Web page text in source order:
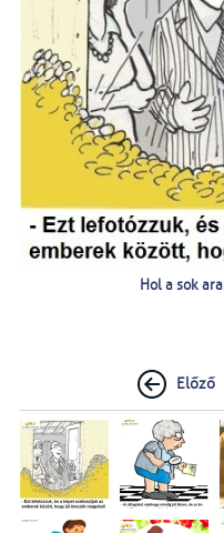
Hol a sok
Előző